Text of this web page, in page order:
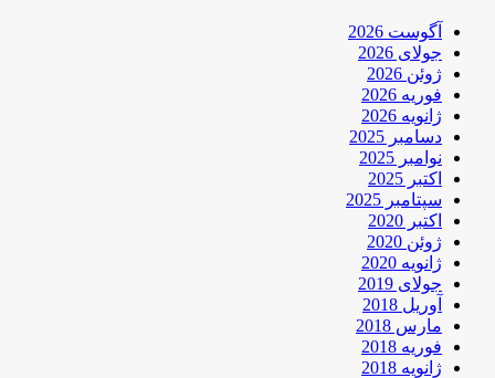
آگوست 2026
جولای 2026
ژوئن 2026
فوریه 2026
ژانویه 2026
دسامبر 2025
نوامبر 2025
اکتبر 2025
سپتامبر 2025
اکتبر 2020
ژوئن 2020
ژانویه 2020
جولای 2019
آوریل 2018
مارس 2018
فوریه 2018
ژانویه 2018